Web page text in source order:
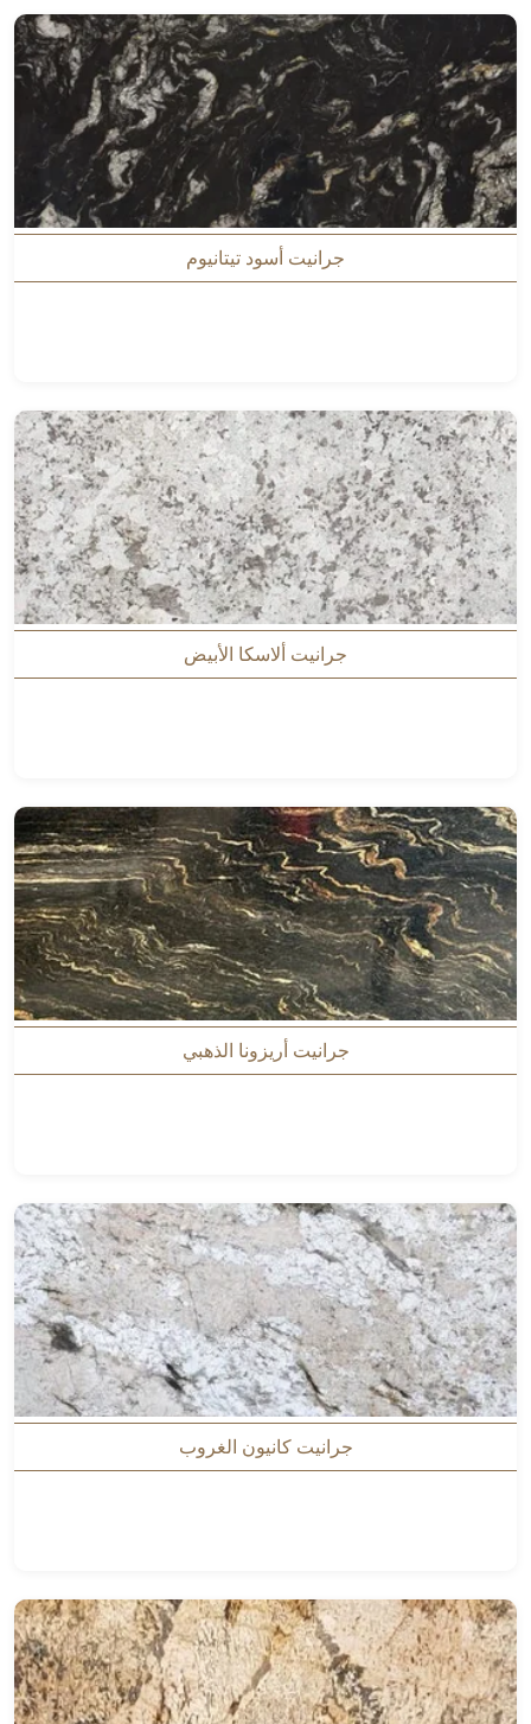
جرانيت أسود تيتانيوم
جرانيت ألاسكا الأبيض
جرانيت أريزونا الذهبي
جرانيت كانيون الغروب